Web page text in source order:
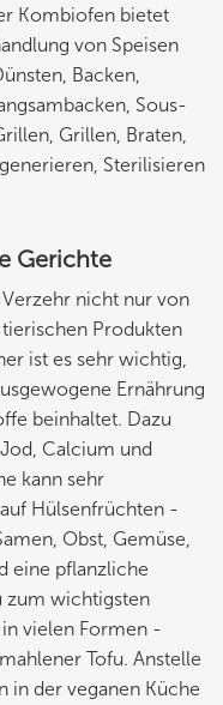
Kombiofen bietet
von Speisen
Backen,
Sous-
Grillen, Braten,
Sterilisieren
Gerichte
nicht nur von
Produkten
ist es sehr wichtig,
Ernährung
beinhaltet. Dazu
Calcium und
kann sehr
Hülsenfrüchten -
Obst, Gemüse,
eine pflanzliche
zum wichtigsten
vielen Formen -
Tofu. Anstelle
der veganen Küche